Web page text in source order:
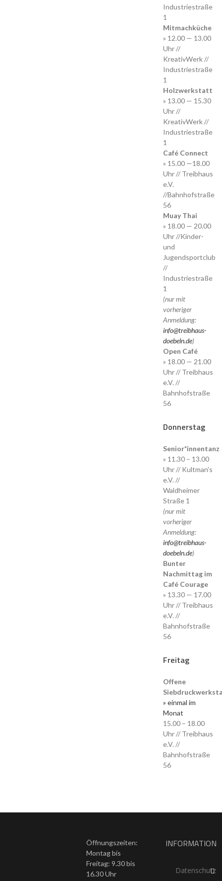
Industriestraße
1
Mitmachküche
» 12.00 — 13.00
Uhr //
KreativWerk //
Industriestraße
1
Holzwerkstatt
» 13.00 — 15.30
Uhr //
KreativWerk //
Industriestraße
1
Café Connect
» 15.00 —18.00
Uhr // Treibhaus
e.V.
//Bahnhofstraße
56
Muay Thai
» 18.00 — 20.00
Uhr //Kinder-
und
Jugendsportclub
//
Industriestraße
1
(nur mit
vorheriger
Anmeldung:
info@treibhaus-
doebeln.de)
Open Café
» 18.00 — 21.00
Uhr // Treibhaus
e.V. //
Bahnhofstraße
56
Donnerstag
Senior*innentanz
» 11.30 – 13.00
Uhr // Kultman's
e.V. //
Waldheimer
Straße 1
(nur mit
vorheriger
Anmeldung:
info@treibhaus-
doebeln.de)
Bunter
Nachmittag im
Café Courage
» 13.30 — 17.00
Uhr // Treibhaus
e.V. //
Bahnhofstraße
56
Freitag
Offene
» einmal im
Monat
15.00 – 18.00
Uhr // Treibhaus
e.V. //
Bahnhofstraße
56
Öffnungszeiten:
Montag bis
Freitag: 9.30 bis
16.30 Uhr
INFORMATION
Datenschutz